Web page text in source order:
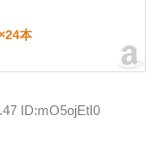
本
ID:mO5ojEtI0